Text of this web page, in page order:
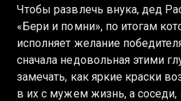
Чтобы развлечь внука, дед
«Бери и помни», по итогам
исполняет желание
сначала недовольная этими
замечать, как яркие краски
в их с мужем жизнь, а